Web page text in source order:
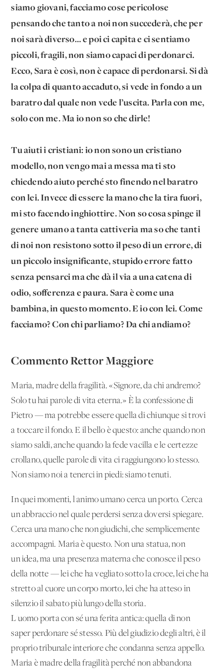
siamo giovani, facciamo cose pericolose
pensando che tanto a noi non succederà, che per
noi sarà diverso… e poi ci capita e ci sentiamo
piccoli, fragili, non siamo capaci di perdonarci.
Ecco, Sara è così, non è capace di perdonarsi. Si dà
la colpa di quanto accaduto, si vede in fondo a un
baratro dal quale non vede l’uscita. Parla con me,
solo con me. Ma io non so che dirle!
Tu aiuti i cristiani: io non sono un cristiano
modello, non vengo mai a messa ma ti sto
chiedendo aiuto perché sto finendo nel baratro
con lei. Invece di essere la mano che la tira fuori,
mi sto facendo inghiottire. Non so cosa spinge il
genere umano a tanta cattiveria ma so che tanti
di noi non resistono sotto il peso di un errore, di
un piccolo insignificante, stupido errore fatto
senza pensarci ma che dà il via a una catena di
odio, sofferenza e paura. Sara è come una
bambina, in questo momento. E io con lei. Come
facciamo? Con chi parliamo? Da chi andiamo?
Commento Rettor Maggiore
Maria, madre della fragilità. «Signore, da chi andremo?
Solo tu hai parole di vita eterna.» È la confessione di
Pietro — ma potrebbe essere quella di chiunque si trovi
a toccare il fondo. E il bello è questo: anche quando non
siamo saldi, anche quando la fede vacilla e le certezze
crollano, quelle parole di vita ci raggiungono lo stesso.
Non siamo noi a tenerci in piedi: siamo tenuti.
In quei momenti, l'animo umano cerca un porto. Cerca
un abbraccio nel quale perdersi senza doversi spiegare.
Cerca una mano che non giudichi, che semplicemente
accompagni. Maria è questo. Non una statua, non
un'idea, ma una presenza materna che conosce il peso
della notte — lei che ha vegliato sotto la croce, lei che ha
stretto al cuore un corpo morto, lei che ha atteso in
silenzio il sabato più lungo della storia.
L'uomo porta con sé una ferita antica: quella di non
saper perdonare sé stesso. Più del giudizio degli altri, è il
proprio tribunale interiore che condanna senza appello.
Maria è madre della fragilità perché non abbandona